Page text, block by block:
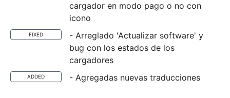
cargador en modo pago o no con
icono
FIXED
- Arreglado 'Actualizar software' y
bug con los estados de los
cargadores
ADDED - Agregadas nuevas traducciones